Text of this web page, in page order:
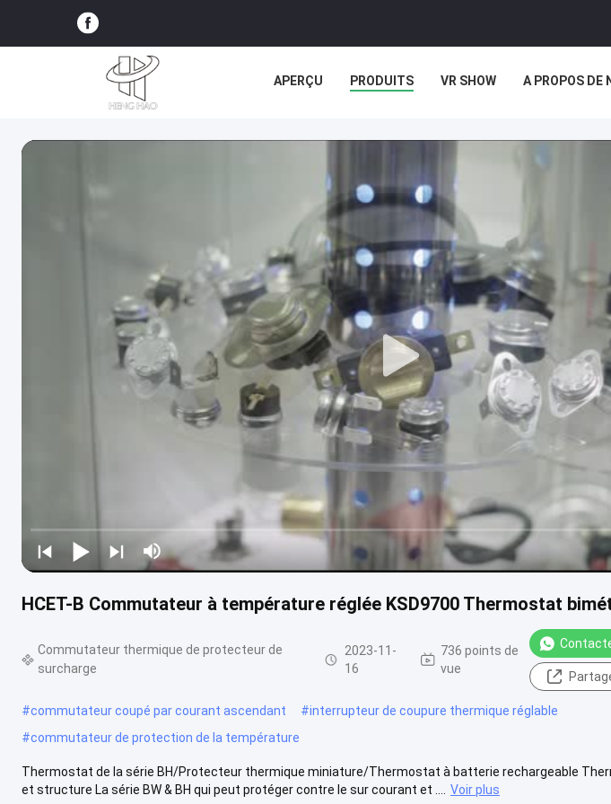
APERÇU PRODUITS VR SHOW A PROPOS DE
HCET-B Commutateur à température réglée KSD9700 Thermostat
Commutateur thermique de protecteur de
surcharge
2023-11-
16
736 points de
vue
#commutateur coupé par courant ascendant #interrupteur de coupure thermique réglable
#commutateur de protection de la température
Thermostat de la série BH/Protecteur thermique miniature/Thermostat à batterie rechargeable
et structure La série BW & BH qui peut protéger contre le sur courant et ....
Voir plus